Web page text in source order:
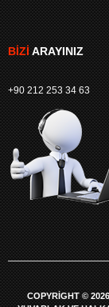
BIZIARAYINIZ
+90 212 253 34 63
COPYRIGHT ©